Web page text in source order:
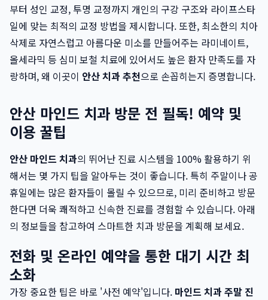
부터 성인 교정, 투명 교정까지 개인의 구강 구조와 라이프스타
일에 맞는 최적의 교정 방법을 제시합니다. 또한, 최소한의 치아
삭제로 자연스럽고 아름다운 미소를 만들어주는 라미네이트,
올세라믹 등 심미 보철 치료에 있어서도 높은 환자 만족도를 자
랑하며, 왜 이곳이 안산 치과 추천으로 손꼽히는지 증명합니다.
안산 마인드 치과 방문 전 필독! 예약 및
이용 꿀팁
안산 마인드 치과의 뛰어난 진료 시스템을 100% 활용하기 위
해서는 몇 가지 팁을 알아두는 것이 좋습니다. 특히 주말이나 공
휴일에는 많은 환자들이 몰릴 수 있으므로, 미리 준비하고 방문
한다면 더욱 쾌적하고 신속한 진료를 경험할 수 있습니다. 아래
의 정보들을 참고하여 스마트한 치과 방문을 계획해 보세요.
전화 및 온라인 예약을 통한 대기 시간 최
소화
가장 중요한 팁은 바로 '사전 예약'입니다. 마인드 치과 주말 진